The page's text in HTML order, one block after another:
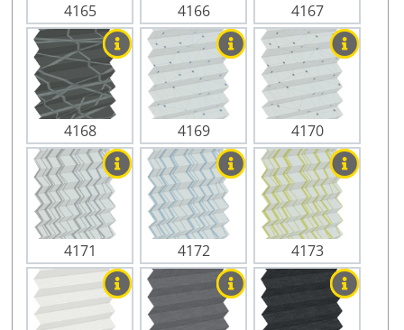
4165 4166 4167
4168 4169 4170
4171 4172 4173